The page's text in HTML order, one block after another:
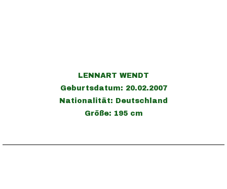
LENNART WENDT
Geburtsdatum: 20.02.2007
Nationalität: Deutschland
Größe: 195 cm